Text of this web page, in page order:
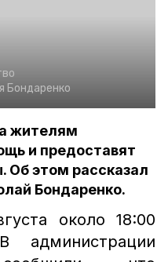
Бондаренко
жителям
и предоставят
Об этом рассказал
Бондаренко.
около 18:00
администрации